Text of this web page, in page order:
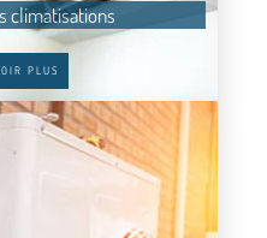
climatisations
PLUS